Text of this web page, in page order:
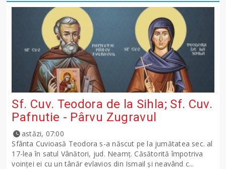
Sf. Cuv. Teodora de la Sihla; Sf. Cuv.
Pafnutie - Pârvu Zugravul
astăzi, 07:00
Sfânta Cuvioasă Teodora s-a născut pe la jumătatea sec. al
17-lea în satul Vânători, jud. Neamţ. Căsătorită împotriva
voinţei ei cu un tânăr evlavios din Ismail şi neavând c...